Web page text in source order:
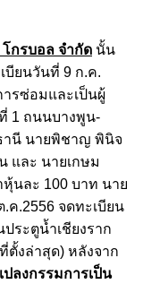
โกรบอล จำกัด นั้น
บียนวันที่ 9 ก.ค.
รซ่อมและเป็นผู้
1 ถนนบางพูน-
านี นายพิชาญ พินิจ
และ นายเกษม
นละ 100 บาท นาย
.2556 จดทะเบียน
ระตูน้ำเชียงราก
ตั้งล่าสุด) หลังจาก
ลงกรรมการเป็น